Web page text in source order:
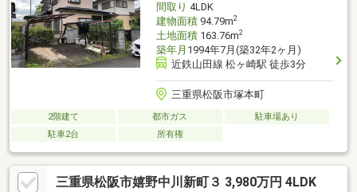
間取り 4LDK
建物面積94.79m2
土地面積163.76m2
築年月 1994年7月(築32年2ヶ月)
近鉄山田線 松ヶ崎駅 徒歩3分
三重県松阪市塚本町
2階建て 都市ガス
駐車場あり
駐車2台
所有権
三重県松阪市嬉野中川新町３ 3,980万円 4LDK